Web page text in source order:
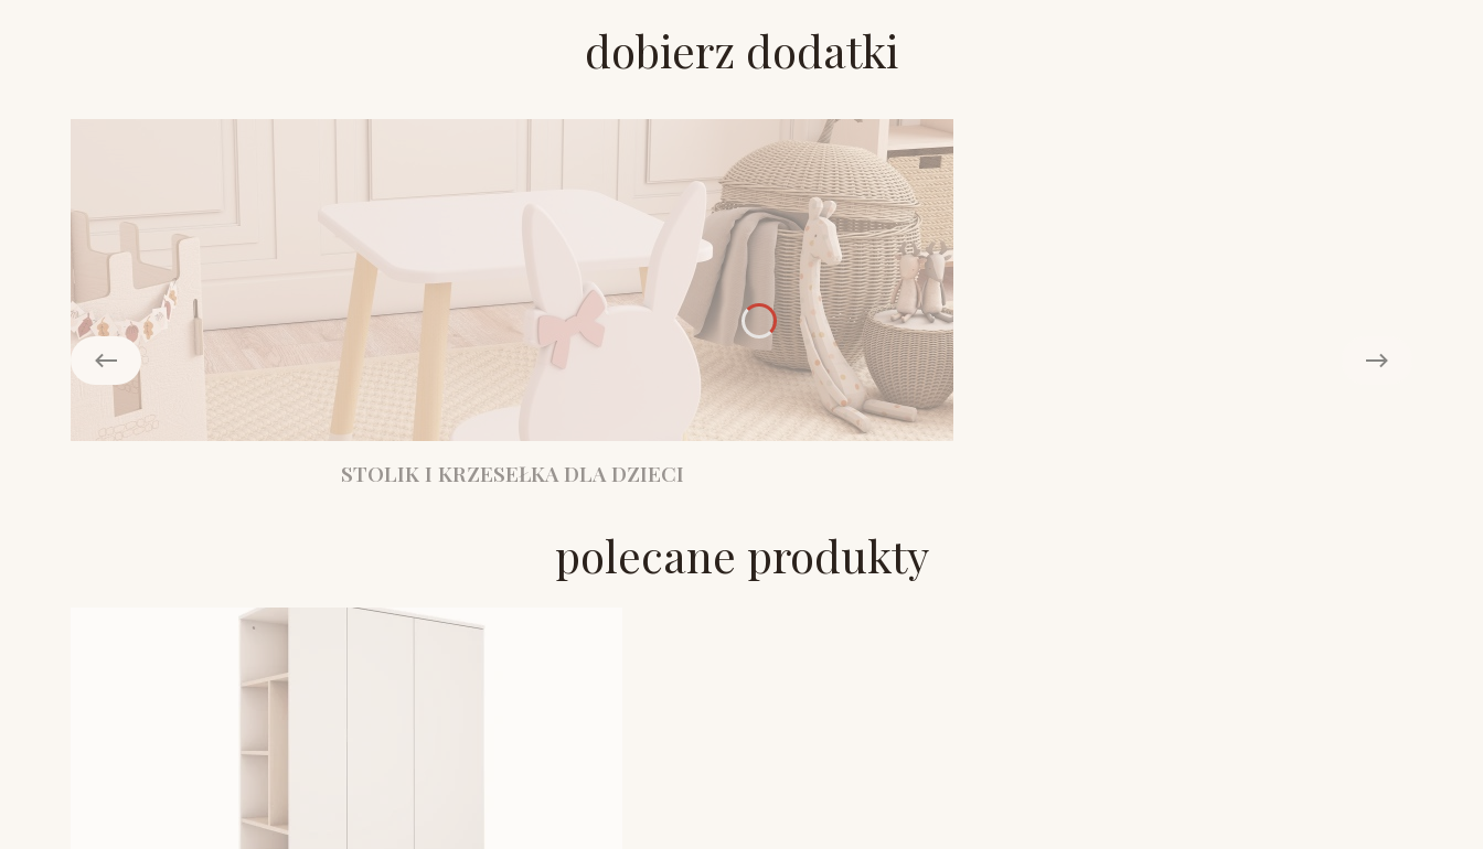
dobierz dodatki
STOLIK I KRZESEŁKA DLA DZIECI
polecane produkty